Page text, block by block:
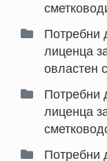
Потребни
лиценца
овластен
Потребни
лиценца
Потребни